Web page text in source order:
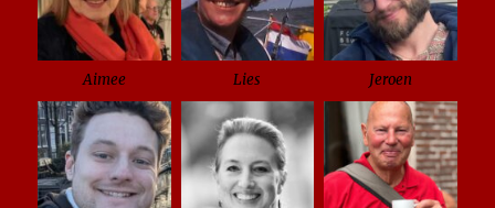
Aimee Lies Jeroen